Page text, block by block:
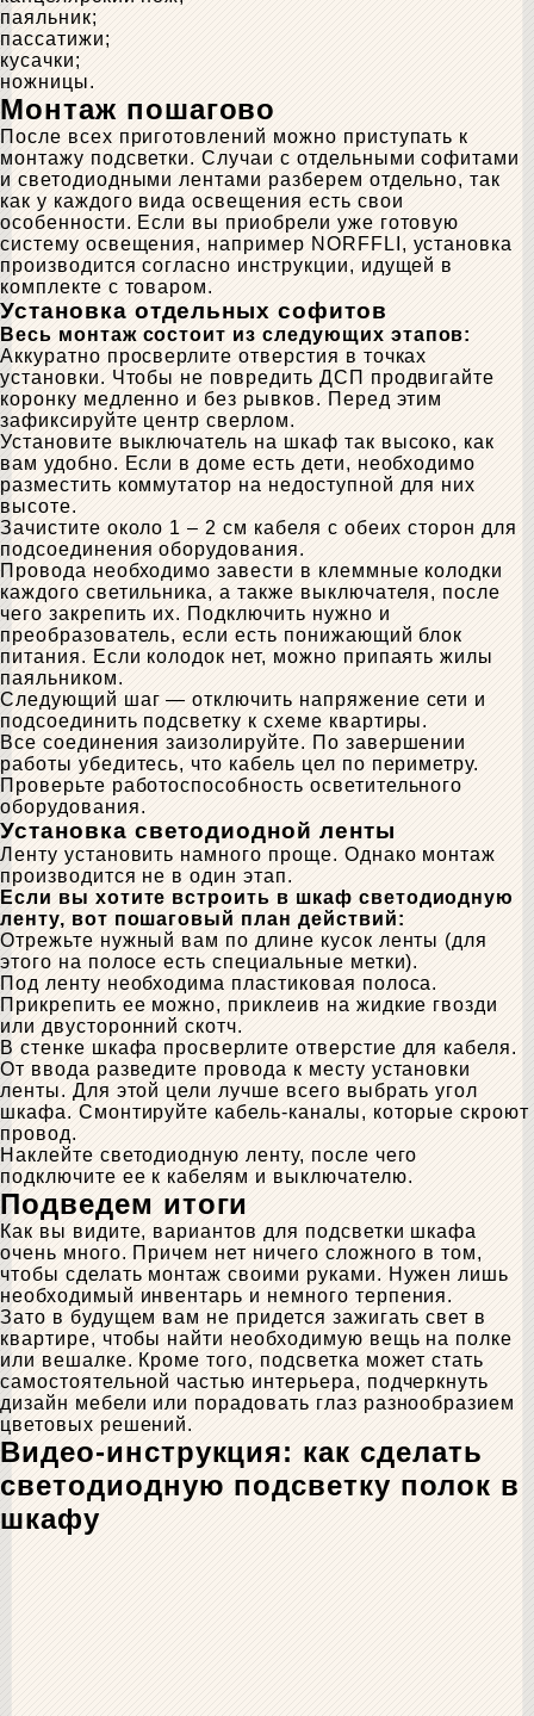
паяльник;
пассатижи;
кусачки;
ножницы.
Монтаж пошагово
После всех приготовлений можно приступать к
монтажу подсветки. Случаи с отдельными софитами
и светодиодными лентами разберем отдельно, так
как у каждого вида освещения есть свои
особенности. Если вы приобрели уже готовую
систему освещения, например NORFFLI, установка
производится согласно инструкции, идущей в
комплекте с товаром.
Установка отдельных софитов
Весь монтаж состоит из следующих этапов:
Аккуратно просверлите отверстия в точках
установки. Чтобы не повредить ДСП продвигайте
коронку медленно и без рывков. Перед этим
зафиксируйте центр сверлом.
Установите выключатель на шкаф так высоко, как
вам удобно. Если в доме есть дети, необходимо
разместить коммутатор на недоступной для них
высоте.
Зачистите около 1 – 2 см кабеля с обеих сторон для
подсоединения оборудования.
Провода необходимо завести в клеммные колодки
каждого светильника, а также выключателя, после
чего закрепить их. Подключить нужно и
преобразователь, если есть понижающий блок
питания. Если колодок нет, можно припаять жилы
паяльником.
Следующий шаг — отключить напряжение сети и
подсоединить подсветку к схеме квартиры.
Все соединения заизолируйте. По завершении
работы убедитесь, что кабель цел по периметру.
Проверьте работоспособность осветительного
оборудования.
Установка светодиодной ленты
Ленту установить намного проще. Однако монтаж
производится не в один этап.
Если вы хотите встроить в шкаф светодиодную
ленту, вот пошаговый план действий:
Отрежьте нужный вам по длине кусок ленты (для
этого на полосе есть специальные метки).
Под ленту необходима пластиковая полоса.
Прикрепить ее можно, приклеив на жидкие гвозди
или двусторонний скотч.
В стенке шкафа просверлите отверстие для кабеля.
От ввода разведите провода к месту установки
ленты. Для этой цели лучше всего выбрать угол
шкафа. Смонтируйте кабель-каналы, которые скроют
провод.
Наклейте светодиодную ленту, после чего
подключите ее к кабелям и выключателю.
Подведем итоги
Как вы видите, вариантов для подсветки шкафа
очень много. Причем нет ничего сложного в том,
чтобы сделать монтаж своими руками. Нужен лишь
необходимый инвентарь и немного терпения.
Зато в будущем вам не придется зажигать свет в
квартире, чтобы найти необходимую вещь на полке
или вешалке. Кроме того, подсветка может стать
самостоятельной частью интерьера, подчеркнуть
дизайн мебели или порадовать глаз разнообразием
цветовых решений.
Видео-инструкция: как сделать
светодиодную подсветку полок в
шкафу